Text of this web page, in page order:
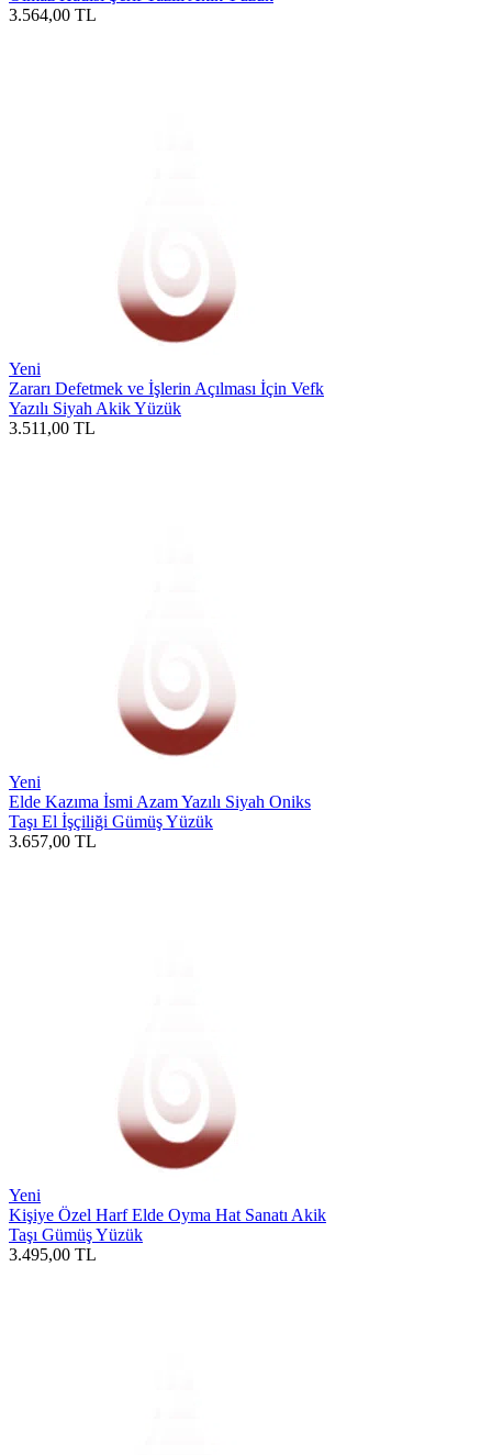
3.564,00 TL
Yeni
Zararı Defetmek ve İşlerin Açılması İçin Vefk
Yazılı Siyah Akik Yüzük
3.511,00 TL
Yeni
Elde Kazıma İsmi Azam Yazılı Siyah Oniks
Taşı El İşçiliği Gümüş Yüzük
3.657,00 TL
Yeni
Kişiye Özel Harf Elde Oyma Hat Sanatı Akik
Taşı Gümüş Yüzük
3.495,00 TL